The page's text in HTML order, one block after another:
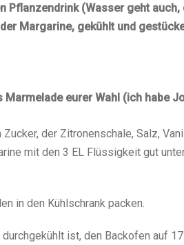
Pflanzendrink (Wasser geht
Margarine, gekühlt und
Marmelade eurer Wahl (ich habe
der Zitronenschale, Salz,
mit den 3 EL Flüssigkeit gut
in den Kühlschrank packen.
ist, den Backofen auf